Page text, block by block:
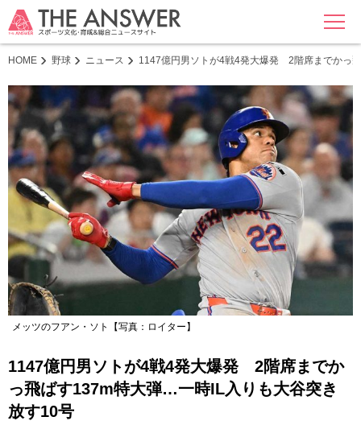
MENU
HOME 野球 ニュース 1147億円男ソトが4戦4発大爆発 2階席までかっ
メッツのフアン・ソト【写真：ロイター】
1147億円男ソトが4戦4発大爆発 2階席までか
っ飛ばす137m特大弾…一時IL入りも大谷突き
放す10号